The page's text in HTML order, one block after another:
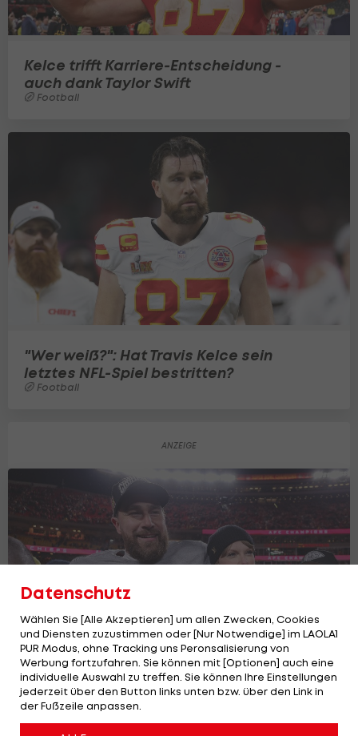
Kelce trifft Karriere-Entscheidung -
auch dank Taylor Swift
Football
"Wer weiß?": Hat Travis Kelce sein
letztes NFL-Spiel bestritten?
Football
Karriereende? Das sagt NFL-Star Travis
Kelce
Football
Datenschutz
Wählen Sie [Alle Akzeptieren] um allen Zwecken, Cookies
und Diensten zuzustimmen oder [Nur Notwendige] im LAOLA1
PUR Modus, ohne Tracking uns Peronsalisierung von
Werbung fortzufahren. Sie können mit [Optionen] auch eine
individuelle Auswahl zu treffen. Sie können Ihre Einstellungen
jederzeit über den Button links unten bzw. über den Link in
der Fußzeile anpassen.